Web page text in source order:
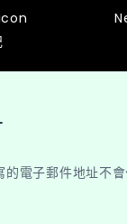
電子郵件地址不會